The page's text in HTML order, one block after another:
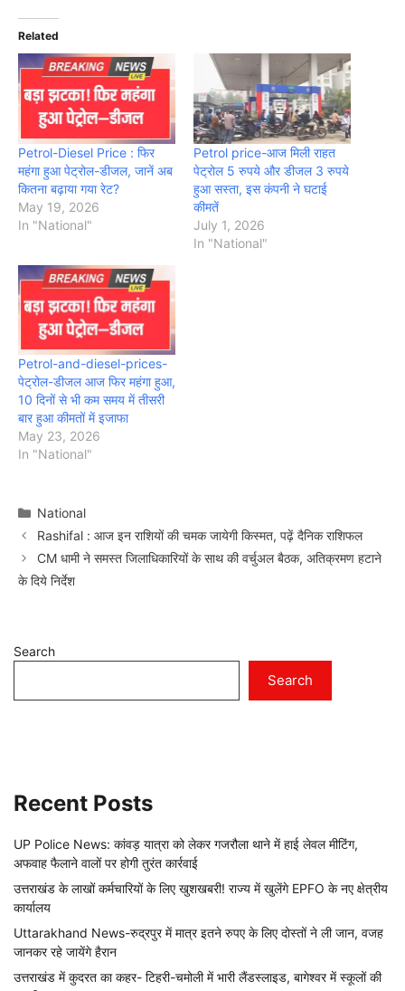
Related
Petrol-Diesel Price : फिर
महंगा हुआ पेट्रोल-डीजल, जानें अब
कितना बढ़ाया गया रेट?
May 19, 2026
In "National"
Petrol price-आज मिली राहत
पेट्रोल 5 रुपये और डीजल 3 रुपये
हुआ सस्ता, इस कंपनी ने घटाई
कीमतें
July 1, 2026
In "National"
Petrol-and-diesel-prices-
पेट्रोल-डीजल आज फिर महंगा हुआ,
10 दिनों से भी कम समय में तीसरी
बार हुआ कीमतों में इजाफा
May 23, 2026
In "National"
Categories
National
Rashifal : आज इन राशियों की चमक जायेगी किस्मत, पढ़ें दैनिक राशिफल
CM धामी ने समस्त जिलाधिकारियों के साथ की वर्चुअल बैठक, अतिक्रमण हटाने
के दिये निर्देश
Search
Search
Recent Posts
UP Police News: कांवड़ यात्रा को लेकर गजरौला थाने में हाई लेवल मीटिंग,
अफवाह फैलाने वालों पर होगी तुरंत कार्रवाई
उत्तराखंड के लाखों कर्मचारियों के लिए खुशखबरी! राज्य में खुलेंगे EPFO के नए क्षेत्रीय
कार्यालय
Uttarakhand News-रुद्रपुर में मात्र इतने रुपए के लिए दोस्तों ने ली जान, वजह
जानकर रहे जायेंगे हैरान
उत्तराखंड में कुदरत का कहर- टिहरी-चमोली में भारी लैंडस्लाइड, बागेश्वर में स्कूलों की